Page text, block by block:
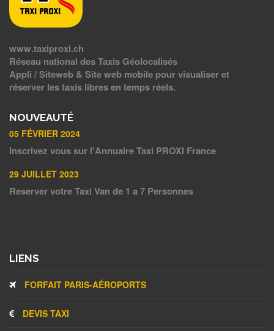
www.taxiproxi.ch
Réseau national des Taxis Géolocalisés
Appli / Siteweb & Site web mobile pour visualiser et
réserver les taxis libres en temps réels.
NOUVEAUTÉ
05 FÉVRIER 2024
Inscrivez vous sur l'Annuaire Taxi PROXI France
29 JUILLET 2023
Reserver votre Taxi Van de 1 a 7 Personnes
LIENS
FORFAIT PARIS-AÉROPORTS
DEVIS TAXI